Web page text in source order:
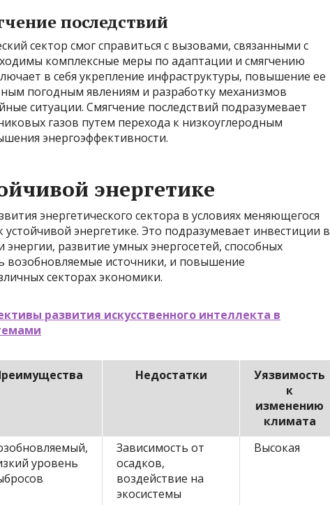
последствий
сектор смог справиться с вызовами, связанными с
комплексные меры по адаптации и смягчению
в себя укрепление инфраструктуры, повышение ее
погодным явлениям и разработку механизмов
ситуации. Смягчение последствий подразумевает
газов путем перехода к низкоуглеродным
энергоэффективности.
энергетике
энергетического сектора в условиях меняющегося
устойчивой энергетике. Это подразумевает инвестиции в
развитие умных энергосетей, способных
возобновляемые источники, и повышение
секторах экономики.
развития искусственного интеллекта в
Недостатки
Уязвимость
к
изменению
климата
уровень
Зависимость от
осадков,
воздействие на
экосистемы
Высокая